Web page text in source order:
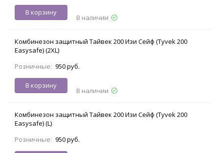
В корзину
В наличии
Комбинезон защитный Тайвек 200 Изи Сейф (Tyvek 200
Easysafe) (2XL)
Розничные: 950 руб.
В корзину
В наличии
Комбинезон защитный Тайвек 200 Изи Сейф (Tyvek 200
Easysafe) (L)
Розничные: 950 руб.